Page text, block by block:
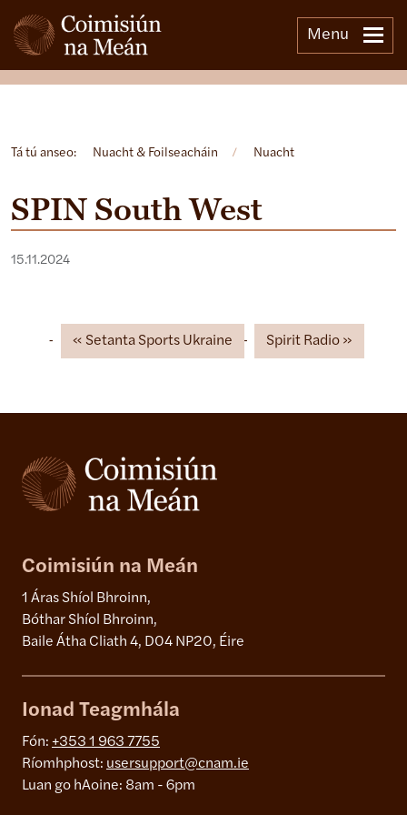
Menu
Tá tú anseo: Nuacht & Foilseacháin / Nuacht
SPIN South West
15.11.2024
Setanta Sports Ukraine Spirit Radio
Open side menu
Coimisiún na Meán
1 Áras Shíol Bhroinn,
Bóthar Shíol Bhroinn,
Baile Átha Cliath 4, D04 NP20, Éire
Ionad Teagmhála
Fón: +353 1 963 7755
Ríomhphost: usersupport@cnam.ie
Luan go hAoine: 8am - 6pm